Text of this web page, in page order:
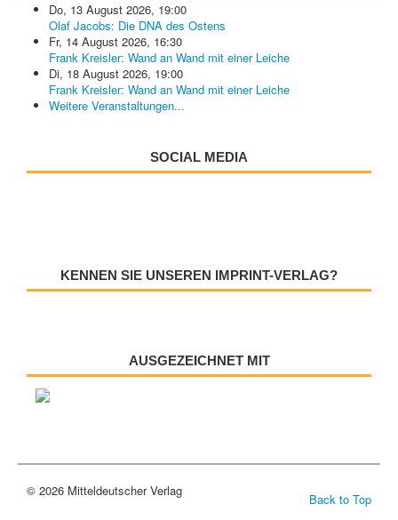
Do, 13 August 2026, 19:00
Olaf Jacobs: Die DNA des Ostens
Fr, 14 August 2026, 16:30
Frank Kreisler: Wand an Wand mit einer Leiche
Di, 18 August 2026, 19:00
Frank Kreisler: Wand an Wand mit einer Leiche
Weitere Veranstaltungen...
SOCIAL MEDIA
KENNEN SIE UNSEREN IMPRINT-VERLAG?
AUSGEZEICHNET MIT
Back to Top
© 2026 Mitteldeutscher Verlag